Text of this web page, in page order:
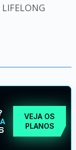
VEJA OS
PLANOS